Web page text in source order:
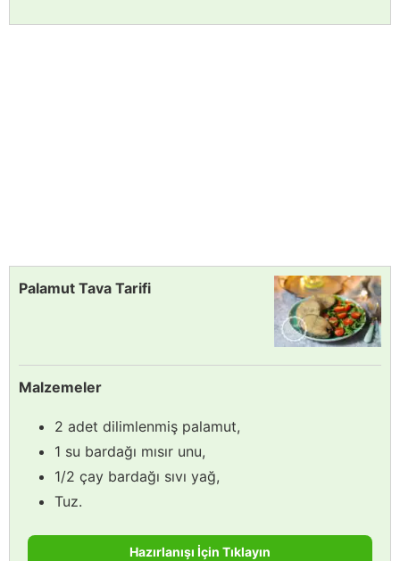
Palamut Tava Tarifi
Malzemeler
2 adet dilimlenmiş palamut,
1 su bardağı mısır unu,
1/2 çay bardağı sıvı yağ,
Tuz.
Hazırlanışı İçin Tıklayın